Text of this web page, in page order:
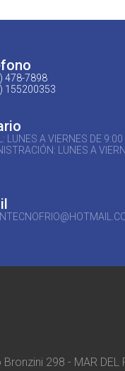
478-7898
155200353
LUNES A VIERNES DE
LUNES A
298 - MAR DEL